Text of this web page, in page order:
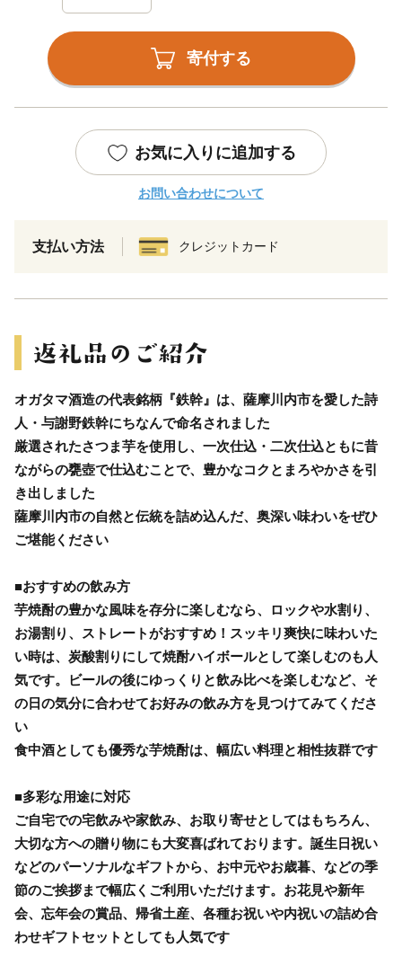
寄付する
お気に入りに追加する
お問い合わせについて
支払い方法 クレジットカード
オガタマ酒造の代表銘柄『鉄幹』は、薩摩川内市を愛した詩
人・与謝野鉄幹にちなんで命名されました
厳選されたさつま芋を使用し、一次仕込・二次仕込ともに昔
ながらの甕壺で仕込むことで、豊かなコクとまろやかさを引
き出しました
薩摩川内市の自然と伝統を詰め込んだ、奥深い味わいをぜひ
ご堪能ください
■おすすめの飲み方
芋焼酎の豊かな風味を存分に楽しむなら、ロックや水割り、
お湯割り、ストレートがおすすめ！スッキリ爽快に味わいた
い時は、炭酸割りにして焼酎ハイボールとして楽しむのも人
気です。ビールの後にゆっくりと飲み比べを楽しむなど、そ
の日の気分に合わせてお好みの飲み方を見つけてみてくださ
い
食中酒としても優秀な芋焼酎は、幅広い料理と相性抜群です
■多彩な用途に対応
ご自宅での宅飲みや家飲み、お取り寄せとしてはもちろん、
大切な方への贈り物にも大変喜ばれております。誕生日祝い
などのパーソナルなギフトから、お中元やお歳暮、などの季
節のご挨拶まで幅広くご利用いただけます。お花見や新年
会、忘年会の賞品、帰省土産、各種お祝いや内祝いの詰め合
わせギフトセットとしても人気です